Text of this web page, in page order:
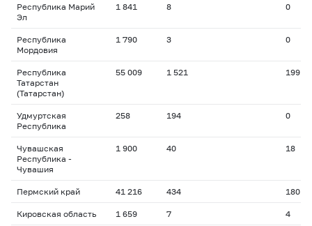
Республика Марий
Эл
1 841 8 0
Республика
Мордовия
1 790 3 0
Республика
Татарстан
(Татарстан)
55 009 1 521 199
Удмуртская
Республика
258 194 0
Чувашская
Республика -
Чувашия
1 900 40 18
Пермский край 41 216 434 180
Кировская область 1 659 7 4